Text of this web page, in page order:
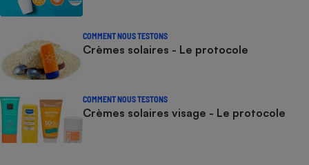
COMMENT NOUS TESTONS
Crèmes solaires - Le protocole
COMMENT NOUS TESTONS
Crèmes solaires visage - Le protocole